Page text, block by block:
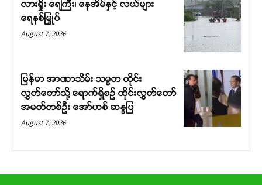
လားရှိုး ရေကြီး၊ နေအိမ်နှင့် လယ်များ
ရေနစ်မြှုပ်
August 7, 2026
မြန်မာ အာဏာသိမ်း သမ္မတ ထိုင်း
လွှတ်တော်သို့ ရောက်ရှိစဉ် ထိုင်းလွှတ်တော်
အမတ်တစ်ဦး အော်ဟစ် ဆန္ဒပြ
August 7, 2026